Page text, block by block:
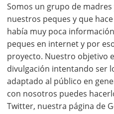
Somos un grupo de
nuestros peques y que
había muy poca
peques en internet y por
proyecto. Nuestro objetivo
divulgación intentando ser
adaptado al público en
con nosotros puedes
Twitter, nuestra página de